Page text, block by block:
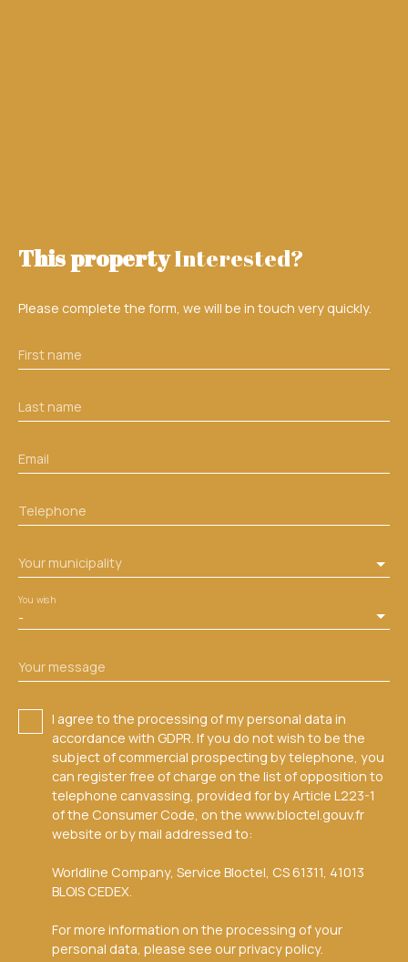
This propertyInterested?
Please complete the form, we will be in touch very quickly.
First name
Last name
Email
Telephone
Your municipality
-
You wish
Your message
I agree to the processing of my personal data in
accordance with GDPR. If you do not wish to be the
subject of commercial prospecting by telephone, you
can register free of charge on the list of opposition to
telephone canvassing, provided for by Article L223-1
of the Consumer Code, on the www.bloctel.gouv.fr
website or by mail addressed to:
Worldline Company, Service Bloctel, CS 61311, 41013
BLOIS CEDEX.
For more information on the processing of your
personal data, please see ourprivacy policy.